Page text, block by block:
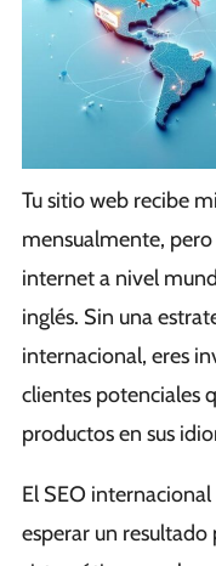
Tu sitio web recibe
mensualmente,
internet a nivel
inglés. Sin una
internacional, eres
clientes potenciales
productos en sus
El SEO
esperar un